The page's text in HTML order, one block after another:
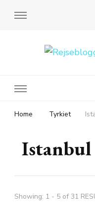
Home Tyrkiet
Istanbul
Showing: 1 - 5 of 31